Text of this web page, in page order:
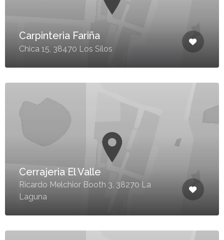
Carpinteria Fariña
Chica 15, 38470 Los Silos
Cerrajeria El Valle
Ricardo Melchior Booth 3, 38270 La
Laguna